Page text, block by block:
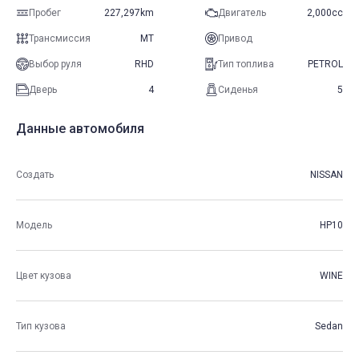
Пробег 227,297km Двигатель 2,000cc
Трансмиссия MT Привод
Выбор руля RHD Тип топлива PETROL
Дверь 4 Сиденья 5
Данные автомобиля
Создать NISSAN
Модель HP10
Цвет кузова WINE
Тип кузова Sedan